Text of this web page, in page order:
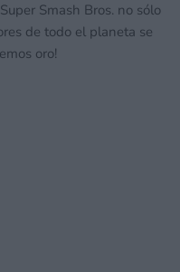
Smash Bros. no sólo
de todo el planeta se
oro!